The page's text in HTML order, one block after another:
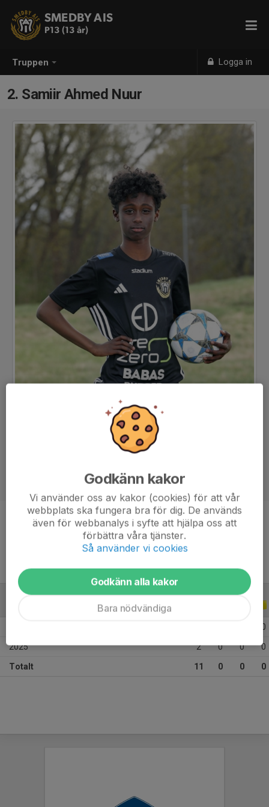
Truppen Logga in
SMEDBY AIS
P13 (13 år)
2. Samiir Ahmed Nuur
13 år
ALLA ÅR
0
2025 2 0 0 0
Totalt 11 0 0 0
Godkänn kakor
Vi använder oss av kakor (cookies) för att vår
webbplats ska fungera bra för dig. De används
även för webbanalys i syfte att hjälpa oss att
förbättra våra tjänster.
Så använder vi cookies
Godkänn alla kakor
Bara nödvändiga